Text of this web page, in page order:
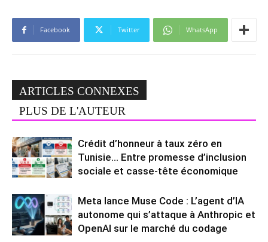
Facebook Twitter WhatsApp
ARTICLES CONNEXES
PLUS DE L'AUTEUR
Crédit d’honneur à taux zéro en
Tunisie… Entre promesse d’inclusion
sociale et casse-tête économique
Meta lance Muse Code : L’agent d’IA
autonome qui s’attaque à Anthropic et
OpenAI sur le marché du codage